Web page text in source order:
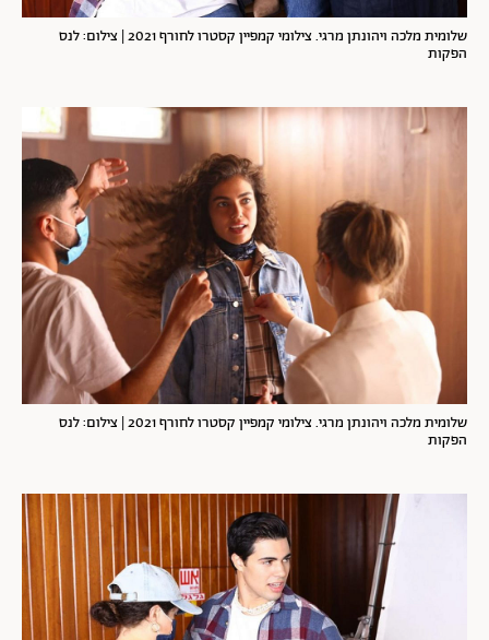
שלומית מלכה ויהונתן מרגי. צילומי קמפיין קסטרו לחורף 2021 | צילום: לנס
הפקות
שלומית מלכה ויהונתן מרגי. צילומי קמפיין קסטרו לחורף 2021 | צילום: לנס
הפקות